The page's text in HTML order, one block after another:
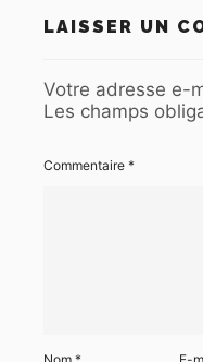
LAISSER UN
Votre adresse e-
Les champs
Commentaire *